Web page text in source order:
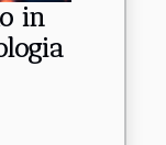
in